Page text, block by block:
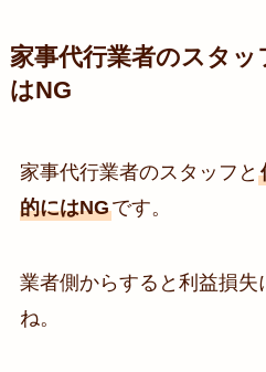
家事代行業者のスタ
はNG
家事代行業者のスタッフと
的にはNGです。
業者側からすると利益損失
ね。